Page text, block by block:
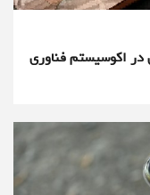
در اکوسیستم فناوری